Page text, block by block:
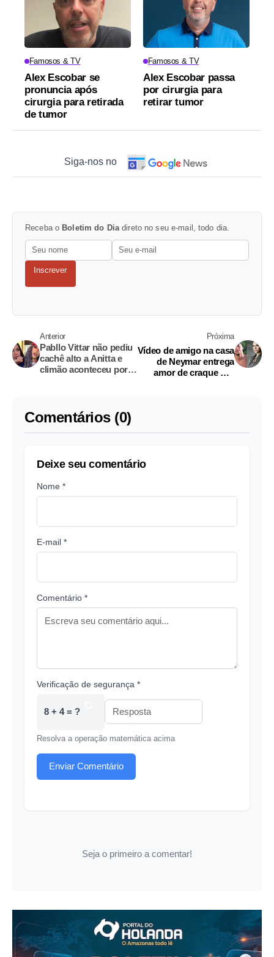
Famosos & TV
Alex Escobar se
pronuncia após
cirurgia para retirada
de tumor
Famosos & TV
Alex Escobar passa
por cirurgia para
retirar tumor
Siga-nos no
Receba o Boletim do Diadireto no seu e-mail, todo dia.
Inscrever
Anterior
Pabllo Vittar não pediu
cachê alto a Anitta e
climão aconteceu por
Próxima
Vídeo de amigo na casa
de Neymar entrega
amor de craque por
Comentários (0)
Deixe seu comentário
Nome *
E-mail *
Comentário *
Verificação de segurança *
8 + 4 = ?
Resolva a operação matemática acima
Enviar Comentário
Seja o primeiro a comentar!